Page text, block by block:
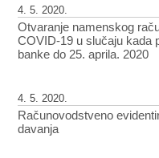
Otvaranje namenskog
COVID-19 u slučaju kada
banke do 25. aprila. 2020
4. 5. 2020.
Računovodstveno
davanja
4. 5. 2020.